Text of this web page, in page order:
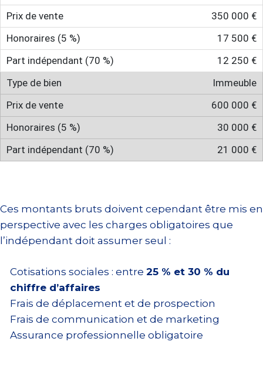
350 000 €
17 500 €
12 250 €
Immeuble
600 000 €
30 000 €
21 000 €
Ces montants bruts doivent cependant être mis en
perspective avec les charges obligatoires que
l’indépendant doit assumer seul :
Cotisations sociales : entre 25 % et 30 % du
chiffre d’affaires
Frais de déplacement et de prospection
Frais de communication et de marketing
Assurance professionnelle obligatoire